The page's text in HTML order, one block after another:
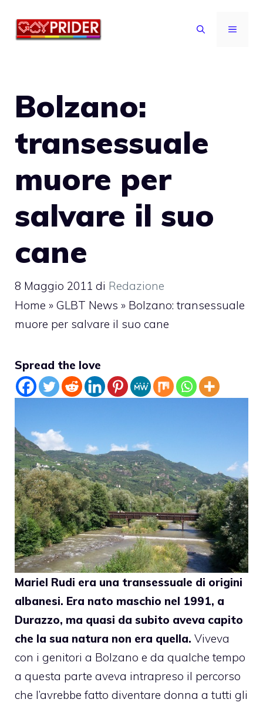
MENU
Bolzano:
transessuale
muore per
salvare il suo
cane
8 Maggio 2011 di Redazione
Home » GLBT News » Bolzano: transessuale
muore per salvare il suo cane
Spread the love
Mariel Rudi era una transessuale di origini
albanesi. Era nato maschio nel 1991, a
Durazzo, ma quasi da subito aveva capito
che la sua natura non era quella. Viveva
con i genitori a Bolzano e da qualche tempo
a questa parte aveva intrapreso il percorso
che l’avrebbe fatto diventare donna a tutti gli